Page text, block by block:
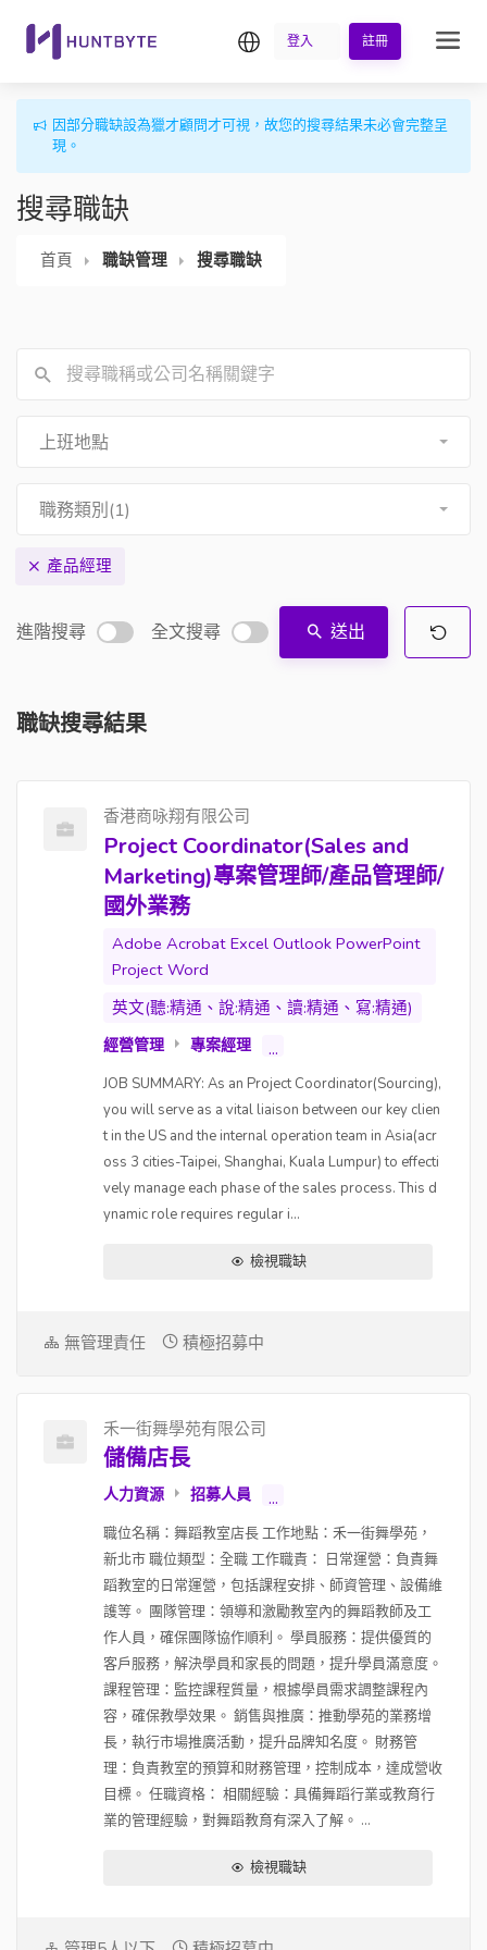
繁中登入 註冊
因部分職缺設為獵才顧問才可視，故您的搜尋結果未必會完整呈
現。
搜尋職缺
首頁 職缺管理 搜尋職缺
上班地點
職務類別(1)
產品經理
進階搜尋 全文搜尋 送出
職缺搜尋結果
香港商咏翔有限公司
Project Coordinator(Sales and
Marketing)專案管理師/產品管理師/
國外業務
Adobe Acrobat Excel Outlook PowerPoint
Project Word
英文(聽:精通、說:精通、讀:精通、寫:精通)
經營管理 專案經理 ...
JOB SUMMARY: As an Project Coordinator(Sourcing),
you will serve as a vital liaison between our key clien
t in the US and the internal operation team in Asia(acr
oss 3 cities-Taipei, Shanghai, Kuala Lumpur) to effecti
vely manage each phase of the sales process. This d
ynamic role requires regular i...
檢視職缺
無管理責任 積極招募中
禾一街舞學苑有限公司
儲備店長
人力資源 招募人員 ...
職位名稱：舞蹈教室店長 工作地點：禾一街舞學苑，
新北市 職位類型：全職 工作職責： 日常運營：負責舞
蹈教室的日常運營，包括課程安排、師資管理、設備維
護等。 團隊管理：領導和激勵教室內的舞蹈教師及工
作人員，確保團隊協作順利。 學員服務：提供優質的
客戶服務，解決學員和家長的問題，提升學員滿意度。
課程管理：監控課程質量，根據學員需求調整課程內
容，確保教學效果。 銷售與推廣：推動學苑的業務增
長，執行市場推廣活動，提升品牌知名度。 財務管
理：負責教室的預算和財務管理，控制成本，達成營收
目標。 任職資格： 相關經驗：具備舞蹈行業或教育行
業的管理經驗，對舞蹈教育有深入了解。 ...
檢視職缺